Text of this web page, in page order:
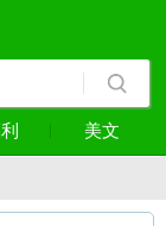
美文